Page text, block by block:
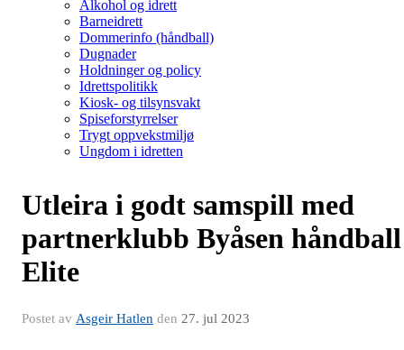
Alkohol og idrett
Barneidrett
Dommerinfo (håndball)
Dugnader
Holdninger og policy
Idrettspolitikk
Kiosk- og tilsynsvakt
Spiseforstyrrelser
Trygt oppvekstmiljø
Ungdom i idretten
Utleira i godt samspill med
partnerklubb Byåsen håndball
Elite
Postet av Asgeir Hatlen den 27. jul 2023